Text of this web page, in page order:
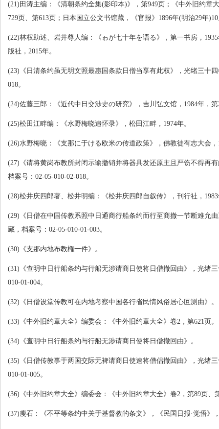
(21) 田涛主编：《清朝条约全集(影印本)》，第949页；《中外旧约章
729页、第613页；日本国立公文书馆藏，《官报》 1896年(明治29年)10
(22)林权助述、岩井尊人编：《ゎが七十年を语る》，第一书房， 1935
版社， 2015年。
(23) 《日清条约虽无明文照最惠国条款日僧当享有此权》，光绪三十
018。
(24)佐藤三郎：《近代中日交涉史の研究》，吉川弘文馆， 1984年，第
(25)松田江畔编：《水野梅晓追怀录》，松田江畔， 1974年。
(26)水野梅晓：《支那に于ける欧米の传道政策》，佛教徒有志大会，
(27) 《请将黄岗布教所封闭示谕撤销并将器具发还原主且严饬不得再
档案号： 02-05-010-02-018。
(28)松井庆四郎著、松井明编：《松井庆四郎自叙传》，刊行社， 1983
(29) 《日僧在中国传教系照中日通商行船条约而行至商撤一节断难允
藏，档案号： 02-05-010-01-003。
(30) 《支那内地布教権一件》。
(31) 《查明中日行船条约与行船无涉请商日使将日僧撤回由》，光绪
010-01-004。
(32) 《日僧设堂传教可在内地考察中国各行省民情风俗居心叵测由》。
(33) 《中外旧约章大全》编委会：《中外旧约章大全》卷2 ，第621页。
(34) 《查明中日行船条约与行船无涉请商日使将日僧撤回由》。
(35) 《日僧传教事于两国交际无裨请商日使速将僧侣撤回由》，光绪
010-01-005。
(36) 《中外旧约章大全》编委会：《中外旧约章大全》卷2 ，第89页、
(37)瘦石：《不平等条约中关于基督教的条文》，《民国日报·觉悟》